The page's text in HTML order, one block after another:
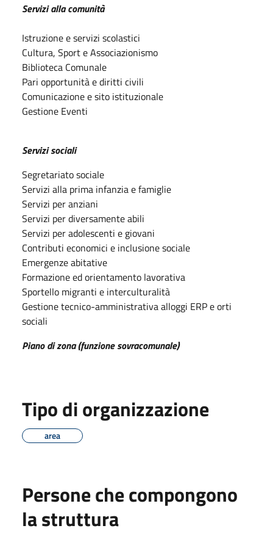
Servizi alla comunità
Istruzione e servizi scolastici
Cultura, Sport e Associazionismo
Biblioteca Comunale
Pari opportunità e diritti civili
Comunicazione e sito istituzionale
Gestione Eventi
Servizi sociali
Segretariato sociale
Servizi alla prima infanzia e famiglie
Servizi per anziani
Servizi per diversamente abili
Servizi per adolescenti e giovani
Contributi economici e inclusione sociale
Emergenze abitative
Formazione ed orientamento lavorativa
Sportello migranti e interculturalità
Gestione tecnico-amministrativa alloggi ERP e orti
sociali
Piano di zona (funzione sovracomunale)
Tipo di organizzazione
area
Persone che compongono
la struttura